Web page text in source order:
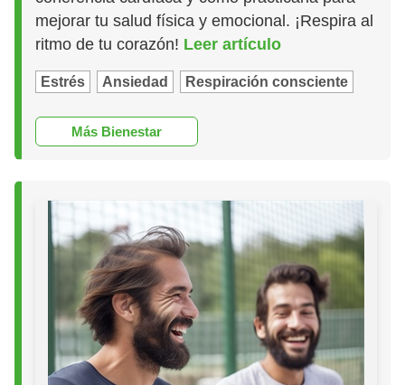
mejorar tu salud física y emocional. ¡Respira al
ritmo de tu corazón! Leer artículo
Estrés Ansiedad Respiración consciente
Más Bienestar